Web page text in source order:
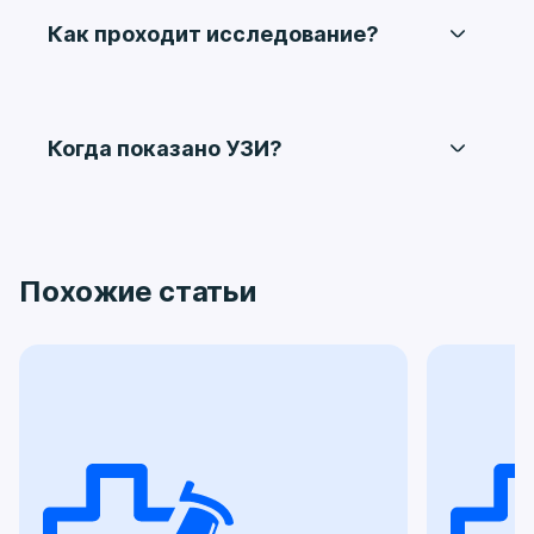
Как проходит исследование?
Когда показано УЗИ?
Похожие статьи